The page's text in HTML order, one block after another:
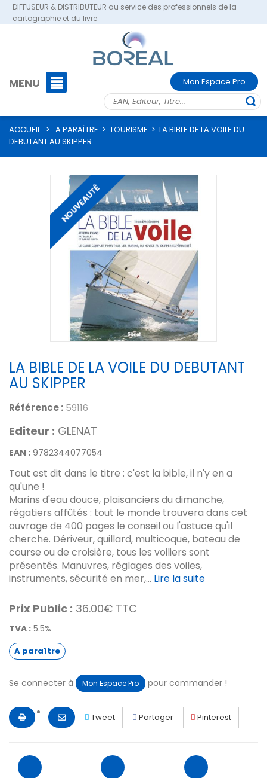
DIFFUSEUR & DISTRIBUTEUR au service des professionnels de la
cartographie et du livre
MENU Mon Espace Pro
ACCUEIL > A PARAÎTRE > TOURISME > LA BIBLE DE LA VOILE DU
DEBUTANT AU SKIPPER
LA BIBLE DE LA VOILE DU DEBUTANT
AU SKIPPER
Référence : 59116
Editeur : GLENAT
EAN : 9782344077054
Tout est dit dans le titre : c'est la bible, il n'y en a
qu'une !
Marins d'eau douce, plaisanciers du dimanche,
régatiers affûtés : tout le monde trouvera dans cet
ouvrage de 400 pages le conseil ou l'astuce qu'il
cherche. Dériveur, quillard, multicoque, bateau de
course ou de croisière, tous les voiliers sont
présentés. Manuvres, réglages des voiles,
instruments, sécurité en mer,... Lire la suite
Prix Public : 36.00€ TTC
TVA : 5.5%
A paraître
Se connecter à Mon Espace Pro pour commander !
Tweet Partager Pinterest